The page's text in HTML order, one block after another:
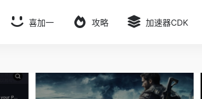
喜加一 攻略 加速器CDK